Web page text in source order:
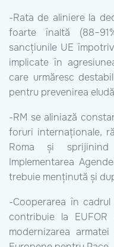
-Rata de aliniere la
foarte înaltă
sancțiunile UE
implicate în
care urmăresc
pentru prevenirea
-RM se aliniază
foruri internaționale,
Roma și sprijinind
Implementarea
trebuie menținută și
-Cooperarea în
contribuie la EUFOR
modernizarea